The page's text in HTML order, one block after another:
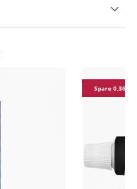
Spare 0,36 €